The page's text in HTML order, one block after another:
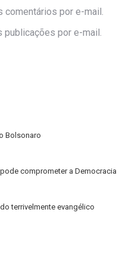
comentários por e-mail.
publicações por e-mail.
Bolsonaro
comprometer a Democracia
terrivelmente evangélico